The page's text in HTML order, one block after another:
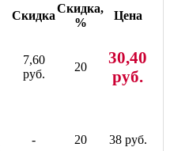
Скидка
Скидка,
%
Цена
7,60
руб.
20
30,40
руб.
- 20 38 руб.